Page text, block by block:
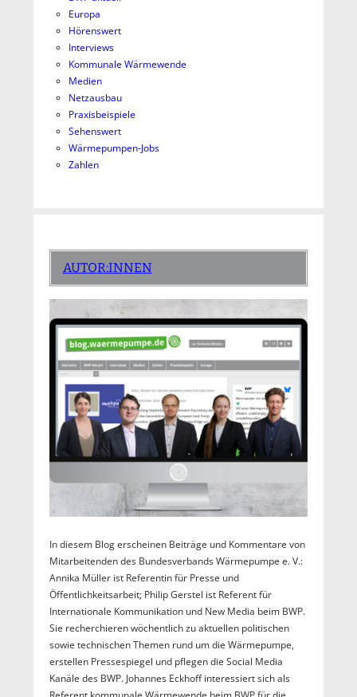
Europa
Hörenswert
Interviews
Kommunale Wärmewende
Medien
Netzausbau
Praxisbeispiele
Sehenswert
Wärmepumpen-Jobs
Zahlen
AUTOR:INNEN
In diesem Blog erscheinen Beiträge und Kommentare von
Mitarbeitenden des Bundesverbands Wärmepumpe e. V.:
Annika Müller ist Referentin für Presse und
Öffentlichkeitsarbeit; Philip Gerstel ist Referent für
Internationale Kommunikation und New Media beim BWP.
Sie recherchieren wöchentlich zu aktuellen politischen
sowie technischen Themen rund um die Wärmepumpe,
erstellen Pressespiegel und pflegen die Social Media
Kanäle des BWP. Johannes Eckhoff interessiert sich als